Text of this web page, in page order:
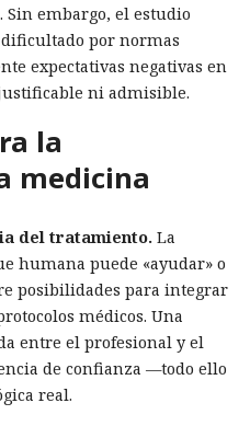
Sin embargo, el estudio
por normas
expectativas negativas en
ni admisible.
la
medicina
del tratamiento. La
humana puede «ayudar» o
posibilidades para integrar
médicos. Una
entre el profesional y el
de confianza —todo ello
real.